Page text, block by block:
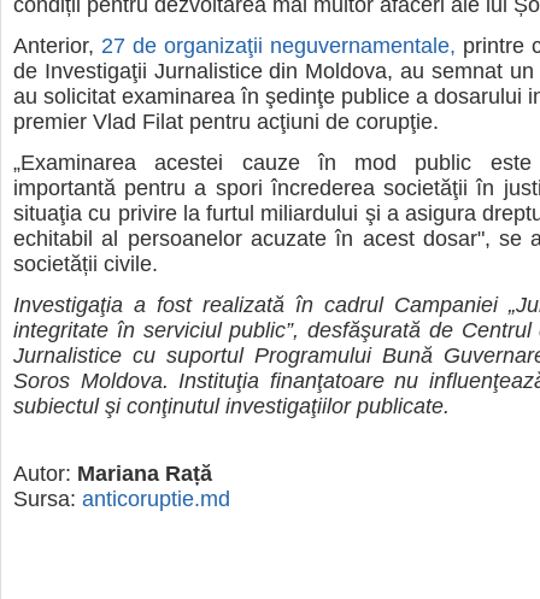
Anterior, 27 de organizaţii neguvernamentale, printre
de Investigaţii Jurnalistice din Moldova, au semnat
au solicitat examinarea în şedinţe publice a dosarului
premier Vlad Filat pentru acţiuni de corupţie.
„Examinarea acestei cauze în mod public
importantă pentru a spori încrederea societăţii în
situaţia cu privire la furtul miliardului şi a asigura
echitabil al persoanelor acuzate în acest dosar", se
societății civile.
Investigaţia a fost realizată în cadrul Campaniei
integritate în serviciul public”, desfăşurată de Centrul
Jurnalistice cu suportul Programului Bună
Soros Moldova. Instituţia finanţatoare nu
subiectul şi conţinutul investigaţiilor publicate.
Autor: Mariana Rață
Sursa: anticoruptie.md